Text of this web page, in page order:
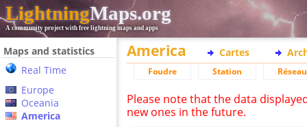
LightningMaps.org
A community project with free lightning maps and apps
Maps and statistics
Real Time
Europe
Oceania
America
America Cartes
Foudre Station Réseau
Please note that the data
new ones in the future.